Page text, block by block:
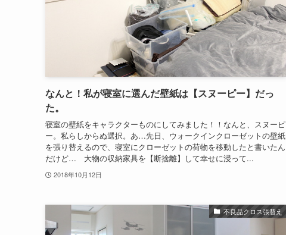
なんと！私が寝室に選んだ壁紙は【スヌーピー】だっ
た。
寝室の壁紙をキャラクターものにしてみました！！なんと、スヌーピ
ー。私らしからぬ選択。あ…先日、ウォークインクローゼットの壁紙
を張り替えるので、寝室にクローゼットの荷物を移動したと書いたん
だけど… 大物の収納家具を【断捨離】して幸せに浸って...
2018年10月12日
不良品クロス張替え